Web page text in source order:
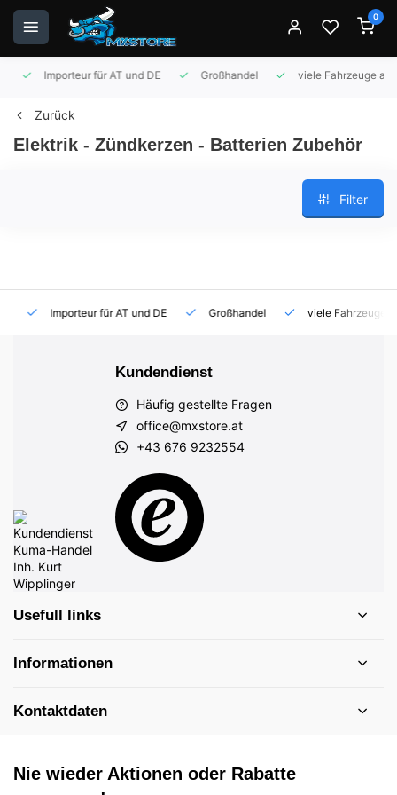
0
Importeur für AT und DE Großhandel viele Fahrzeuge auf
Zurück
Elektrik - Zündkerzen - Batterien Zubehör
Filter
Importeur für AT und DE Großhandel viele Fahrzeuge auf
Kundendienst
Häufig gestellte Fragen
office@mxstore.at
+43 676 9232554
Usefull links
Informationen
Kontaktdaten
Nie wieder Aktionen oder Rabatte